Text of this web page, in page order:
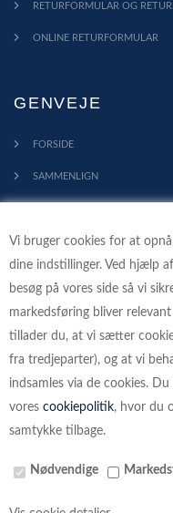
Vi bruger cookies for at
dine indstillinger. Ved hjælp
besøg på vores side så vi
markedsføring bliver
tillader du, at vi sætter
fra tredjeparter), og at vi
indsamles via de cookies.
vores cookiepolitik, hvor du
samtykke tilbage.
Nødvendige
RETURFORMULAR OG
ONLINE RETURFORMULAR
GENVEJE
FORSIDE
SAMMENLIGN
PROFIL
HANDELSBETINGELSER
FORTRYDELSESRET
KLIMA - VI PLANTER TRÆER
BETALINGSKORT